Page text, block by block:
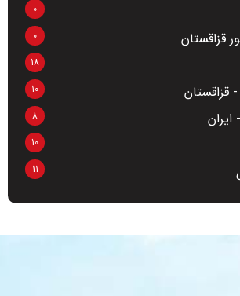
0
قزاقستان 0
18
قزاقستان 10
8
10
11